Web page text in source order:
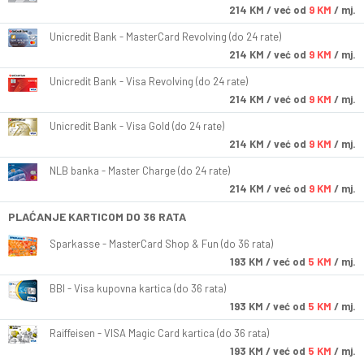
214 KM / već od 9 KM / mj.
Unicredit Bank - MasterCard Revolving (do 24 rate)
214 KM / već od 9 KM / mj.
Unicredit Bank - Visa Revolving (do 24 rate)
214 KM / već od 9 KM / mj.
Unicredit Bank - Visa Gold (do 24 rate)
214 KM / već od 9 KM / mj.
NLB banka - Master Charge (do 24 rate)
214 KM / već od 9 KM / mj.
PLAĆANJE KARTICOM DO 36 RATA
Sparkasse - MasterCard Shop & Fun (do 36 rata)
193 KM / već od 5 KM / mj.
BBI - Visa kupovna kartica (do 36 rata)
193 KM / već od 5 KM / mj.
Raiffeisen - VISA Magic Card kartica (do 36 rata)
193 KM / već od 5 KM / mj.